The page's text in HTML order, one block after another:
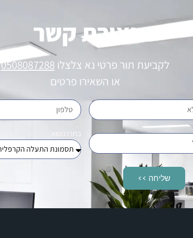
יצירת קשר
לקביעת תור פרטי נא צלצלו 0508087288
או השאירו פרטים
בחרו נושא
שליחה >>